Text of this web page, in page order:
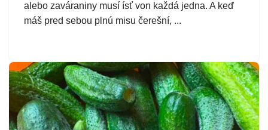
alebo zaváraniny musí ísť von každá jedna. A keď
máš pred sebou plnú misu čerešní, ...